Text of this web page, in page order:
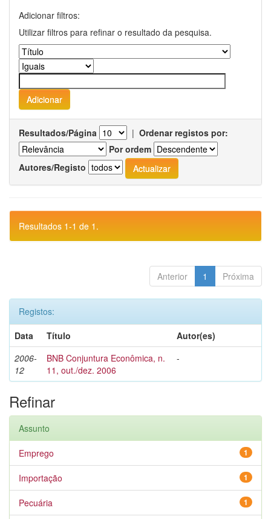
Adicionar filtros:
Utilizar filtros para refinar o resultado da pesquisa.
Resultados/Página | Ordenar registos por:
Por ordem
Autores/Registo
Resultados 1-1 de 1.
Anterior 1 Próxima
Registos:
Data
Título
Autor(es)
2006-
12
BNB Conjuntura Econômica, n.
11, out./dez. 2006
-
Refinar
Assunto
1
Emprego
1
Importação
1
Pecuária